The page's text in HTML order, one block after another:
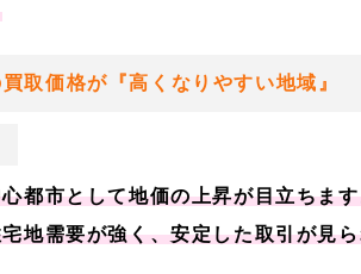
取価格が『高くなりやすい地域』
都市として地価の上昇が目立ちま
地需要が強く、安定した取引が見